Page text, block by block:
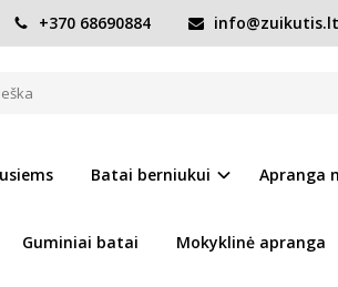
+370 68690884 info@zuikutis.lt
Batai berniukui Apranga
Guminiai batai Mokyklinė apranga
SĄRAŠĄ